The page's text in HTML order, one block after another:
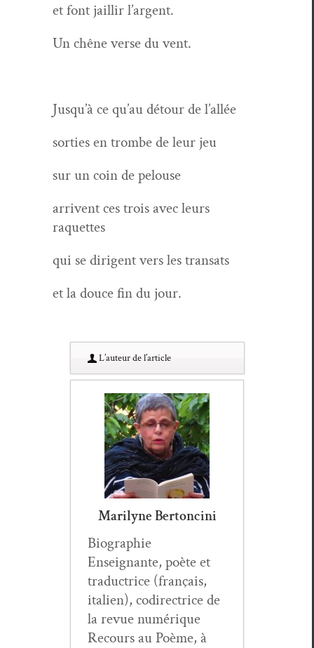
et font jail­lir l’argent.
Un chêne verse du vent.
Jusqu’à ce qu’au détour de l’allée
sor­ties en trombe de leur jeu
sur un coin de pelouse
arrivent ces trois avec leurs
raquettes
qui se diri­gent vers les transats
et la douce fin du jour.
L’au­teur de l’article
Marilyne Bertoncini
Biogra­phie
Enseignante, poète et
tra­duc­trice (français,
ital­ien), codi­rec­trice de
la revue numérique
Recours au Poème, à